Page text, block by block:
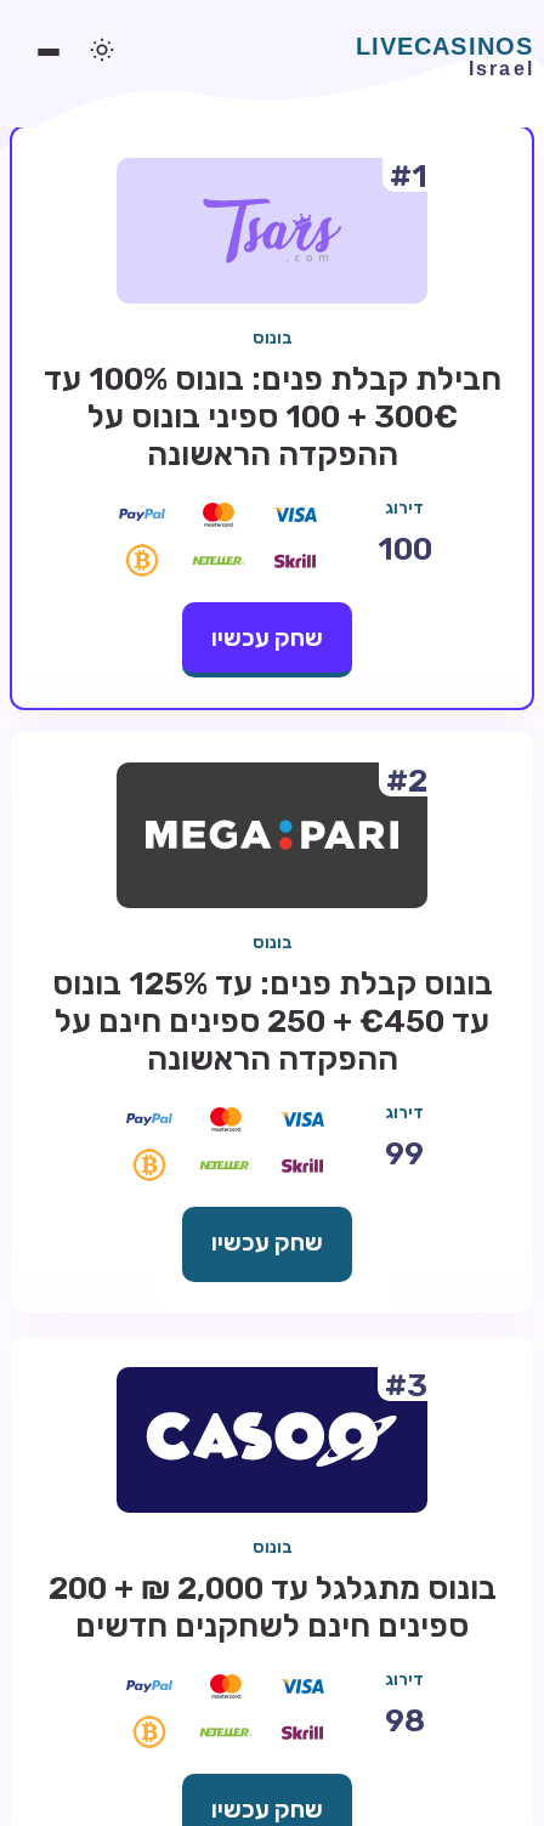
משחקים אונליין
בלאקג'ק אונליין
בונוסים בקזינו אונליין
טיפים
#1
בונוס
חבילת קבלת פנים: בונוס 100% עד
300€ + 100 ספיני בונוס על
ההפקדה הראשונה
דירוג
100
שחק עכשיו
#2
בונוס
בונוס קבלת פנים: עד 125% בונוס
עד €450 + 250 ספינים חינם על
ההפקדה הראשונה
דירוג
99
שחק עכשיו
#3
בונוס
בונוס מתגלגל עד 2,000 ₪ + 200
ספינים חינם לשחקנים חדשים
דירוג
98
שחק עכשיו